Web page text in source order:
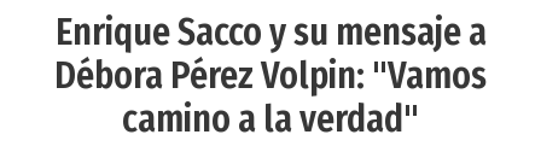
Enrique Sacco y su mensaje a
Débora Pérez Volpin: "Vamos
camino a la verdad"